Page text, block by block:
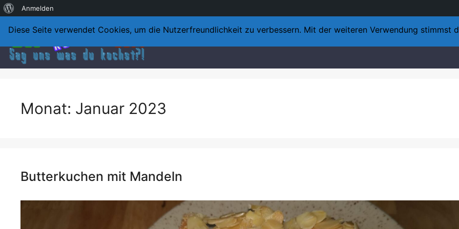
Über
Anmelden
content
Monat: Januar 2023
Butterkuchen mit Mandeln
Diese Seite verwendet Cookies, um die Nutzerfreundlichkeit zu verbessern. Mit der weiteren Verwendung stimmst